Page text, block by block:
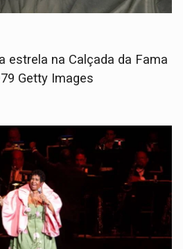
estrela na Calçada da Fama
Getty Images